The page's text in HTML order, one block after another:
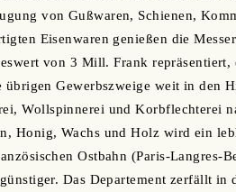
von Gußwaren, Schienen,
Eisenwaren genießen die
von 3 Mill. Frank repräsentiert,
Gewerbszweige weit in den
Wollspinnerei und Korbflechterei
Honig, Wachs und Holz wird ein
Ostbahn (Paris-Langres-
Das Departement zerfällt in